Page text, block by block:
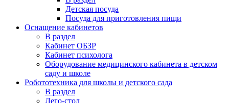
Детская посуда
Посуда для приготовления пищи
Оснащение кабинетов
В раздел
Кабинет ОБЗР
Кабинет психолога
Оборудование медицинского кабинета в детском
саду и школе
Робототехника для школы и детского сада
В раздел
Лего-стол